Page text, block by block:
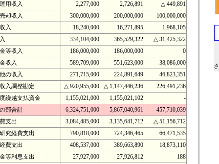
用収入
2,277,000 2,726,891
△ 449,891
却収入
300,000,000 200,000,000
100,000,000
入
18,240,000 16,271,895
1,968,105
334,104,000 365,529,322
△ 31,425,322
等収入
186,000,000 186,000,000
0
収入
589,709,000 551,623,000
38,086,000
の収入
271,715,000 224,891,649
46,823,351
入調整勘定
△ 920,955,000 △ 1,147,446,236
226,491,236
繰越支払資金
1,155,021,000 1,155,021,102
-
部合計
6,324,751,000 5,867,040,961
457,710,039
支出
3,084,485,000 3,135,641,712
△ 51,156,712
究経費支出
790,818,000 724,346,465
66,471,535
費支出
408,537,000 389,663,890
18,873,110
等利息支出
27,927,000 27,926,812
188